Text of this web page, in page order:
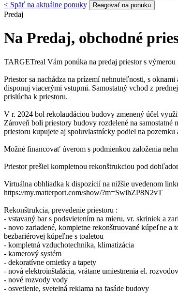
< Späť na aktuálne ponuky Reagovať na ponuku
Predaj
Na Predaj, obchodné
TARGETreal Vám ponúka na predaj priestor s výmerou
Priestor sa nachádza na prízemí nehnuteľnosti, s
disponuj viacerými vstupmi. Samostatný vchod z
prislúcha k priestoru.
V r. 2024 bol rekolaudáciou budovy zmenený účel
Zároveň boli priestory budovy rozdelené na
priestoru kupujete aj spoluvlastnícky podiel na
Možné financovať úverom s podmienkou založenia
Priestor prešiel kompletnou rekonštrukciou pod
Virtuálna obhliadka k dispozícií na nižšie uvedenom
https://my.matterport.com/show/?m=SwihZP8N2vT
Rekonštrukcia, prevedenie priestoru :
- vstavaný bar s podsvietením na mieru, vr. skriniek a
- novo zariadené, kompletne rekonštruované kúpeľne a
bezbariérovej kúpeľne s toaletou
- kompletná vzduchotechnika, klimatizácia
- kamerový systém
- dekoratívne omietky a tapety
- nová elektroinštalácia, vrátane umiestnenia el.
- nové rozvody vody
- osvetlenie, svetelná reklama na fasáde budovy